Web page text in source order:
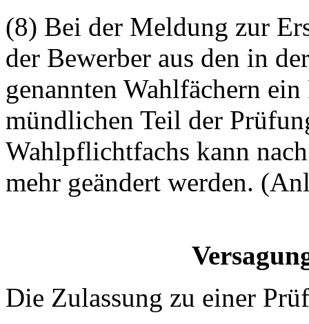
(8) Bei der Meldung zur
der Bewerber aus den in
genannten Wahlfächern
mündlichen Teil der
Wahlpflichtfachs kann
mehr geändert werden.
Die Zulassung zu einer